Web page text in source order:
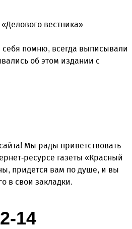
вестника»
помню, всегда выписывали
об этом издании с
Мы рады приветствовать
ресурсе газеты «Красный
придется вам по душе, и вы
в свои закладки.
14